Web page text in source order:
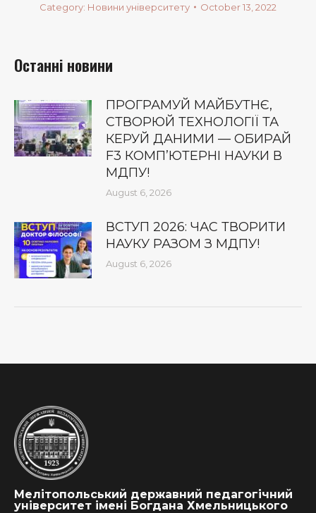
Category: Новини університету October 13, 2022
Останні новини
ПРОГРАМУЙ МАЙБУТНЄ,
СТВОРЮЙ ТЕХНОЛОГІЇ ТА
КЕРУЙ ДАНИМИ — ОБИРАЙ
F3 КОМП’ЮТЕРНІ НАУКИ В
МДПУ!
August 6, 2026
ВСТУП 2026: ЧАС ТВОРИТИ
НАУКУ РАЗОМ З МДПУ!
August 6, 2026
Мелітопольський державний педагогічний
університет імені Богдана Хмельницького